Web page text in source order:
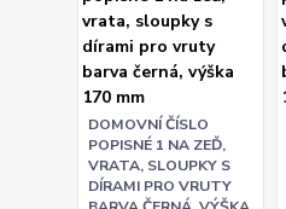
DOMOVNÍ ČÍSLO
POPISNÉ 1 NA ZEĎ,
VRATA, SLOUPKY S
DÍRAMI PRO VRUTY